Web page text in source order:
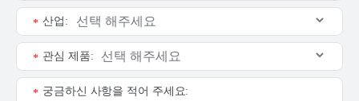
산업:
*
관심 제품:
*
궁금하신 사항을 적어 주세요:
*